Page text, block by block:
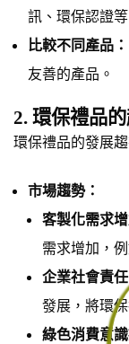
訊、環保認證等
比較不同產品：
友善的產品。
2. 環保禮品
環保禮品的發展
市場趨勢：
客製化需求增
需求增加，
企業社會責
發展，將環
綠色消費意